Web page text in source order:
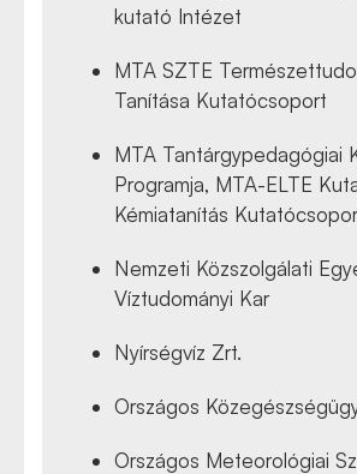
kutató Intézet
MTA SZTE
Tanítása Kutatócsoport
MTA Tantárgypedagógiai
Programja, MTA-ELTE
Kémiatanítás
Nemzeti Közszolgálati
Víztudományi Kar
Nyírségvíz Zrt.
Országos
Országos Meteorológiai